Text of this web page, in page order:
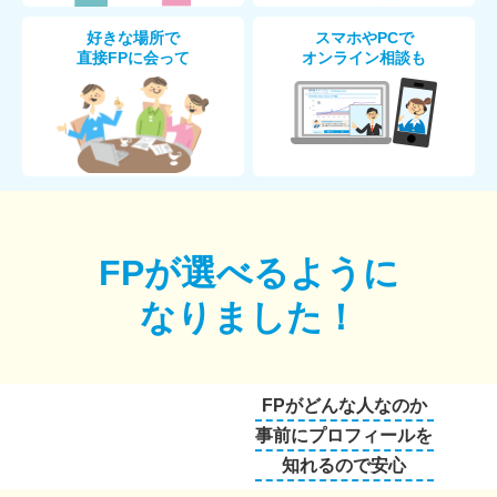
好きな場所で
直接FPに会って
スマホやPCで
オンライン相談も
FPが選べるように
なりました！
FPがどんな人なのか
事前にプロフィールを
知れるので安心